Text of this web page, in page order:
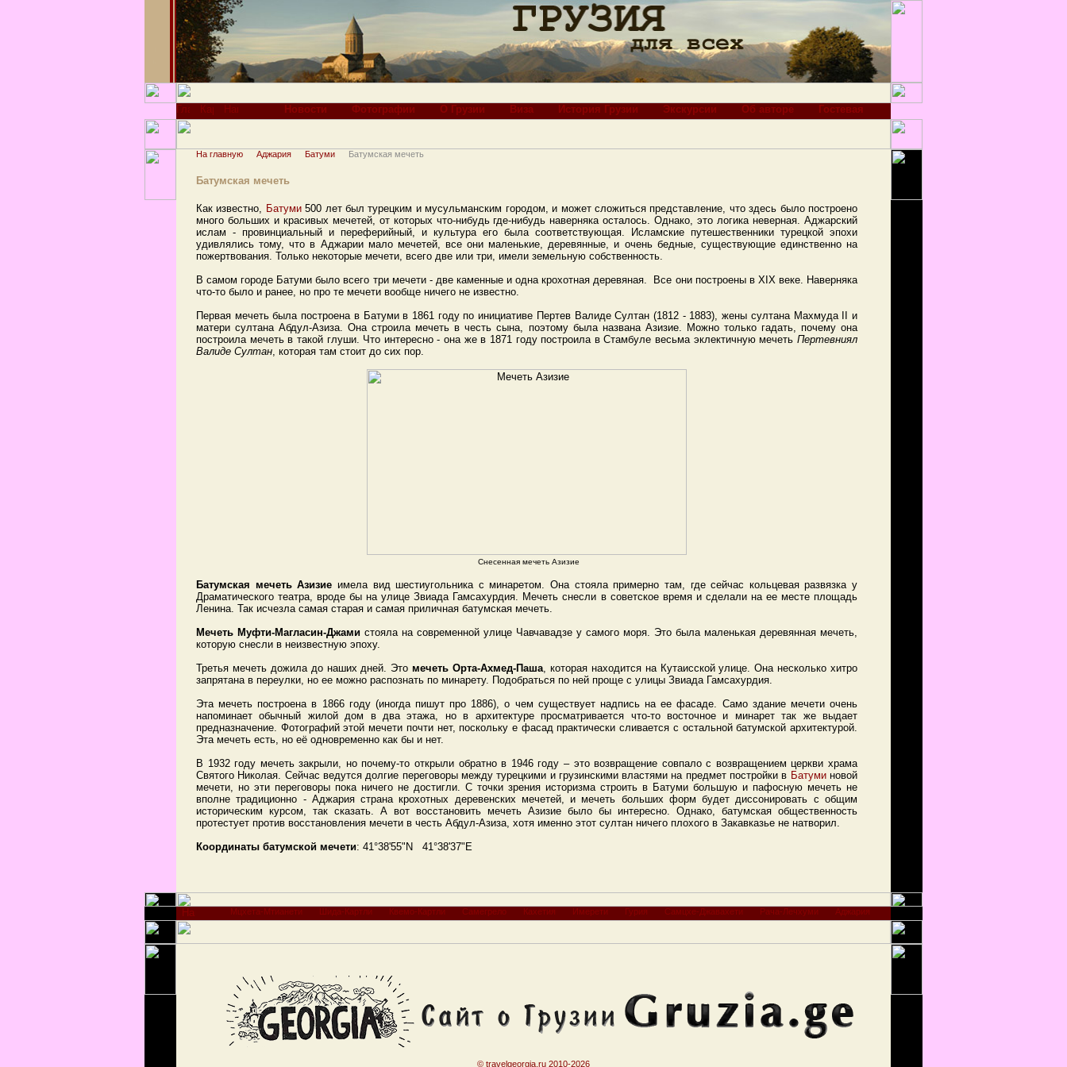
Новости Фотографии О Грузии Виза История Грузии Экскурсии Об авторе Гостевая
На главную Аджария Батуми Батумская мечеть
Батумская мечеть
Как известно, Батуми500 лет был турецким и мусульманским городом, и может сложиться представление, что здесь было построено
много больших и красивых мечетей, от которых что-нибудь где-нибудь наверняка осталось. Однако, это логика неверная. Аджарский
ислам - провинциальный и переферийный, и культура его была соответствующая. Исламские путешественники турецкой эпохи
удивлялись тому, что в Аджарии мало мечетей, все они маленькие, деревянные, и очень бедные, существующие единственно на
пожертвования. Только некоторые мечети, всего две или три, имели земельную собственность.
В самом городе Батуми было всего три мечети - две каменные и одна крохотная деревяная. Все они построены в XIX веке. Наверняка
что-то было и ранее, но про те мечети вообще ничего не известно.
Первая мечеть была построена в Батуми в 1861 году по инициативе Пертев Валиде Султан (1812 - 1883), жены султана Махмуда II и
матери султана Абдул-Азиза. Она строила мечеть в честь сына, поэтому была названа Азизие. Можно только гадать, почему она
построила мечеть в такой глуши. Что интересно - она же в 1871 году построила в Стамбуле весьма эклектичную мечеть Пертевниял
Валиде Султан, которая там стоит до сих пор.
Снесенная мечеть Азизие
Батумская мечеть Азизие имела вид шестиугольника с минаретом. Она стояла примерно там, где сейчас кольцевая развязка у
Драматического театра, вроде бы на улице Звиада Гамсахурдия. Мечеть снесли в советское время и сделали на ее месте площадь
Ленина. Так исчезла самая старая и самая приличная батумская мечеть.
Мечеть Муфти-Магласин-Джами стояла на современной улице Чавчавадзе у самого моря. Это была маленькая деревянная мечеть,
которую снесли в неизвестную эпоху.
Третья мечеть дожила до наших дней. Это мечеть Орта-Ахмед-Паша, которая находится на Кутаисской улице. Она несколько хитро
запрятана в переулки, но ее можно распознать по минарету. Подобраться по ней проще с улицы Звиада Гамсахурдия.
Эта мечеть построена в 1866 году (иногда пишут про 1886), о чем существует надпись на ее фасаде. Само здание мечети очень
напоминает обычный жилой дом в два этажа, но в архитектуре просматривается что-то восточное и минарет так же выдает
предназначение. Фотографий этой мечети почти нет, поскольку е фасад практически сливается с остальной батумской архитектурой.
Эта мечеть есть, но её одновременно как бы и нет.
В 1932 году мечеть закрыли, но почему-то открыли обратно в 1946 году – это возвращение совпало с возвращением церкви храма
Святого Николая. Сейчас ведутся долгие переговоры между турецкими и грузинскими властями на предмет постройки в Батуминовой
мечети, но эти переговоры пока ничего не достигли. С точки зрения историзма строить в Батуми большую и пафосную мечеть не
вполне традиционно - Аджария страна крохотных деревенских мечетей, и мечеть больших форм будет диссонировать с общим
историческим курсом, так сказать. А вот восстановить мечеть Азизие было бы интересно. Однако, батумская общественность
протестует против восстановления мечети в честь Абдул-Азиза, хотя именно этот султан ничего плохого в Закавказье не натворил.
Координаты батумской мечети: 41°38'55"N 41°38'37"E
Мцхета-Мтианети Шида-Картли Квемо-Картли Самегрело Кахетия Имерети Гурия Самцхе-Джавахети Рача-Лечхуми Аджария
© travelgeorgia.ru 2010-2026